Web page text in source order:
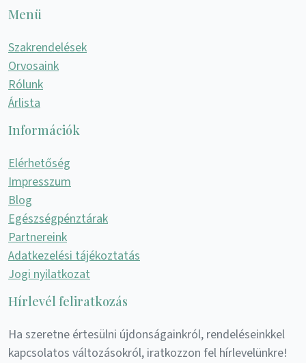
Menü
Szakrendelések
Orvosaink
Rólunk
Árlista
Információk
Elérhetőség
Impresszum
Blog
Egészségpénztárak
Partnereink
Adatkezelési tájékoztatás
Jogi nyilatkozat
Hírlevél feliratkozás
Ha szeretne értesülni újdonságainkról, rendeléseinkkel
kapcsolatos változásokról, iratkozzon fel hírlevelünkre!